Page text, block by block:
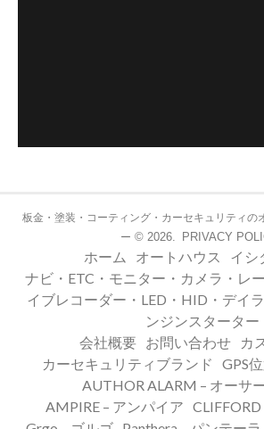
板金・塗装・コーティング・カーセキュリティの
ー © 2026. PRIVACY
ホーム オートハウス
イシ
ナビ・ETC・モニター・カメラ・レ
イブレコーダー・LED・HID・デイ
ンジンスターター
会社概要
お問い合わせ
カ
カーセキュリティブランド
GPS
AUTHOR ALARM – オーサ
AMPIRE – アンパイア